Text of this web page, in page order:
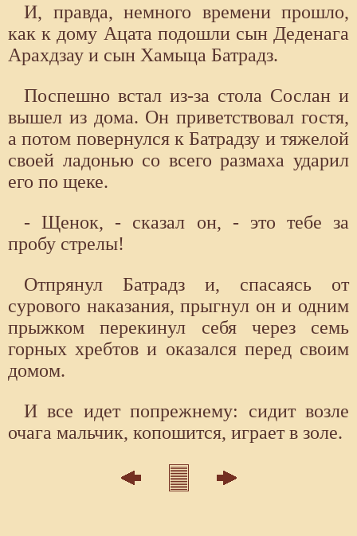
И, правда, немного времени прошло,
как к дому Ацата подошли сын Деденага
Арахдзау и сын Хамыца Батрадз.
Поспешно встал из-за стола Сослан и
вышел из дома. Он приветствовал гостя,
а потом повернулся к Батрадзу и тяжелой
своей ладонью со всего размаха ударил
его по щеке.
- Щенок, - сказал он, - это тебе за
пробу стрелы!
Отпрянул Батрадз и, спасаясь от
сурового наказания, прыгнул он и одним
прыжком перекинул себя через семь
горных хребтов и оказался перед своим
домом.
И все идет попрежнему: сидит возле
очага мальчик, копошится, играет в золе.